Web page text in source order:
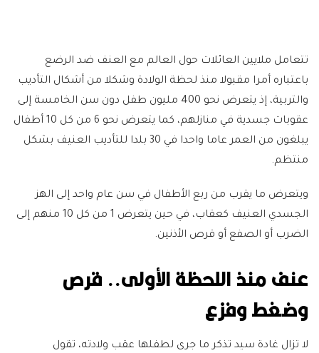
تتعامل ملايين العائلات حول العالم مع العنف ضد الرضع
باعتباره أمرا مقبولا منذ لحظة الولادة وشكلا من أشكال التأديب
والتربية، إذ يتعرض نحو 400 مليون طفل دون سن الخامسة إلى
عقوبات جسدية في منازلهم، كما يتعرض نحو 6 من كل 10 أطفال
يبلغون من العمر عاما واحدا في 30 بلدا للتأديب العنيف بشكل
منتظم.
ويتعرض ما يقرب من ربع الأطفال في سن عام واحد إلى الهز
الجسدي العنيف كعقاب، في حين يتعرض 1 من كل 10 منهم إلى
الضرب أو الصفع أو قرص الأذنين.
عنف منذ اللحظة الأولى.. قرص
وضغط وفزع
لا تزال غادة سيد تذكر ما جرى لطفلها عقب ولادته، تقول